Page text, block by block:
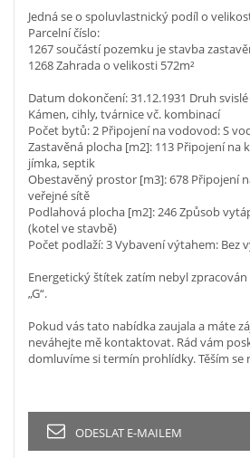
Jedná se o spoluvlastnický podíl o
Parcelní číslo:
1267 součástí pozemku je stavba
1268 Zahrada o velikosti 572m²
Datum dokončení: 31.12.1931 Druh
Kámen, cihly, tvárnice vč. kombinací
Počet bytů: 2 Připojení na vodovod: S
Zastavěná plocha [m2]: 113 Připojení na
jímka, septik
Obestavěný prostor [m3]: 678 Připojení
veřejné sítě
Podlahová plocha [m2]: 246 Způsob
(kotel ve stavbě)
Počet podlaží: 3 Vybavení výtahem: Bez
Energetický štítek zatím nebyl
„G“.
Pokud vás tato nabídka zaujala a máte
neváhejte mě kontaktovat. Rád vám
domluvíme si termín prohlídky. Těším se
ODESLAT E-MAILEM